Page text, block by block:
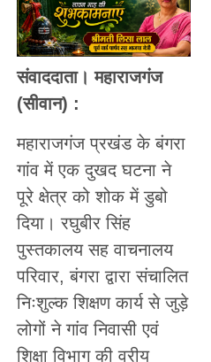
संवाददाता। महाराजगंज
(सीवान) :
महाराजगंज प्रखंड के बंगरा
गांव में एक दुखद घटना ने
पूरे क्षेत्र को शोक में डुबो
दिया। रघुबीर सिंह
पुस्तकालय सह वाचनालय
परिवार, बंगरा द्वारा संचालित
निःशुल्क शिक्षण कार्य से जुड़े
लोगों ने गांव निवासी एवं
शिक्षा विभाग की वरीय